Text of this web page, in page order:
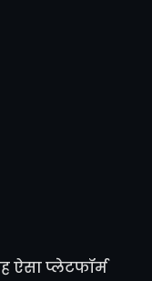
प्लेटफॉर्म